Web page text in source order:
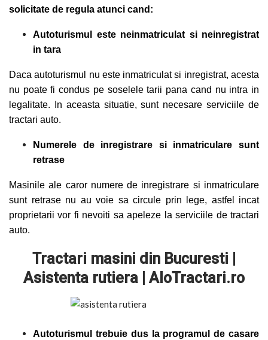
solicitate de regula atunci cand:
Autoturismul este neinmatriculat si neinregistrat
in tara
Daca autoturismul nu este inmatriculat si inregistrat, acesta
nu poate fi condus pe soselele tarii pana cand nu intra in
legalitate. In aceasta situatie, sunt necesare serviciile de
tractari auto.
Numerele de inregistrare si inmatriculare sunt
retrase
Masinile ale caror numere de inregistrare si inmatriculare
sunt retrase nu au voie sa circule prin lege, astfel incat
proprietarii vor fi nevoiti sa apeleze la serviciile de tractari
auto.
Tractari masini din Bucuresti |
Asistenta rutiera | AloTractari.ro
Autoturismul trebuie dus la programul de casare